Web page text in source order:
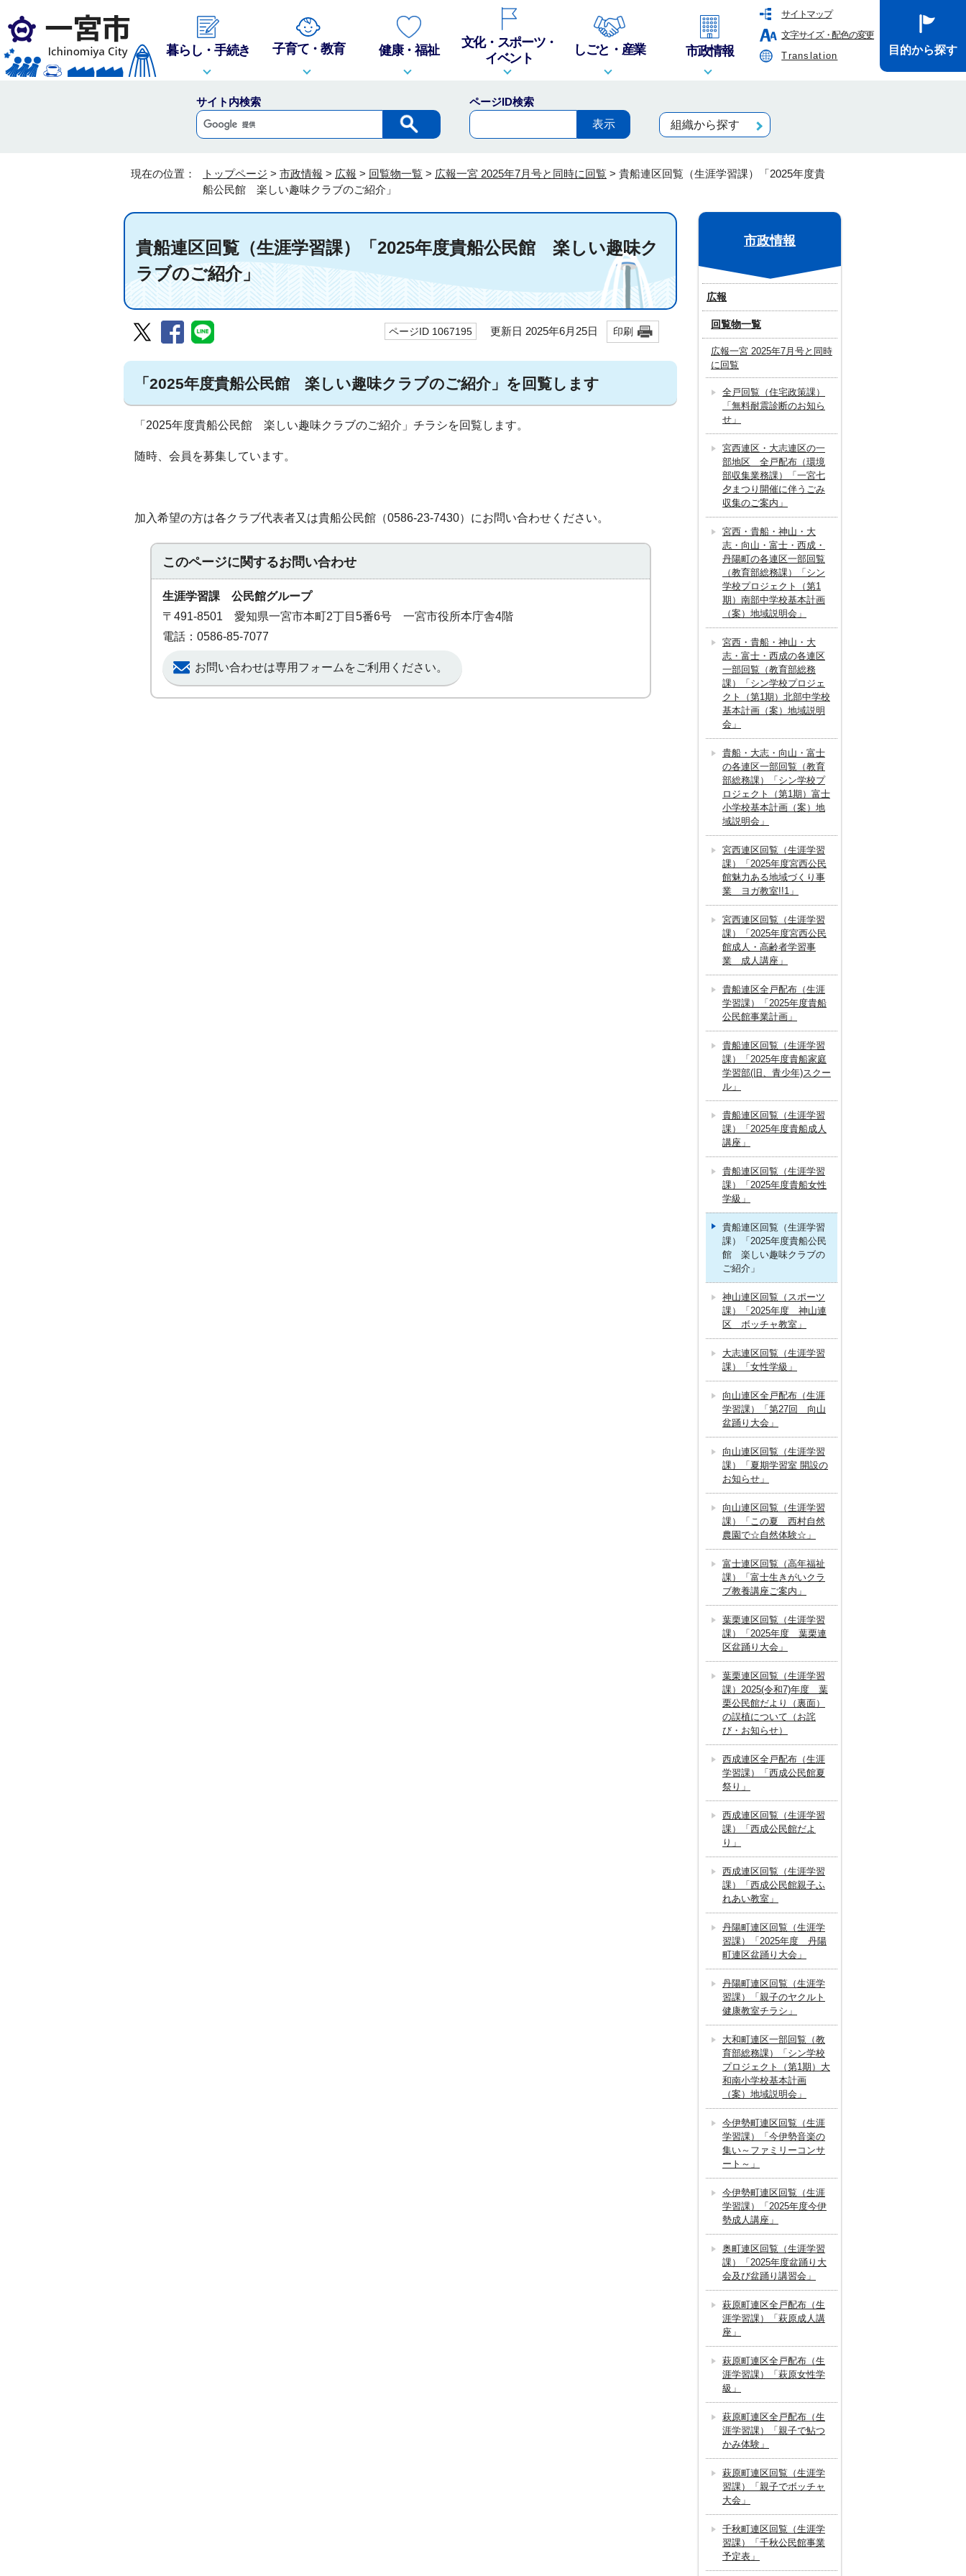
サイトマップ
文字サイズ・配色の変更
Translation
暮らし・手続き 子育て・教育 健康・福祉
文化・スポーツ・
イベント
しごと・産業 市政情報 目的から探す
サイト内検索
ページID検索
組織から探す
現在の位置： トップページ > 市政情報 > 広報 > 回覧物一覧 > 広報一宮 2025年7月号と同時に回覧 > 貴船連区回覧（生涯学習課）「2025年度貴
船公民館 楽しい趣味クラブのご紹介」
貴船連区回覧（生涯学習課）「2025年度貴船公民館 楽しい趣味ク
ラブのご紹介」
ページID 1067195 更新日 2025年6月25日 印刷
「2025年度貴船公民館 楽しい趣味クラブのご紹介」を回覧します
「2025年度貴船公民館 楽しい趣味クラブのご紹介」チラシを回覧します。
随時、会員を募集しています。
加入希望の方は各クラブ代表者又は貴船公民館（0586-23-7430）にお問い合わせください。
このページに関するお問い合わせ
生涯学習課 公民館グループ
〒491-8501 愛知県一宮市本町2丁目5番6号 一宮市役所本庁舎4階
電話：0586-85-7077
お問い合わせは専用フォームをご利用ください。
市政情報
広報
回覧物一覧
広報一宮 2025年7月号と同時
に回覧
全戸回覧（住宅政策課）
「無料耐震診断のお知ら
せ」
宮西連区・大志連区の一
部地区 全戸配布（環境
部収集業務課）「一宮七
夕まつり開催に伴うごみ
収集のご案内」
宮西・貴船・神山・大
志・向山・富士・西成・
丹陽町の各連区一部回覧
（教育部総務課）「シン
学校プロジェクト（第1
期）南部中学校基本計画
（案）地域説明会」
宮西・貴船・神山・大
志・富士・西成の各連区
一部回覧（教育部総務
課）「シン学校プロジェ
クト（第1期）北部中学校
基本計画（案）地域説明
会」
貴船・大志・向山・富士
の各連区一部回覧（教育
部総務課）「シン学校プ
ロジェクト（第1期）富士
小学校基本計画（案）地
域説明会」
宮西連区回覧（生涯学習
課）「2025年度宮西公民
館魅力ある地域づくり事
業 ヨガ教室!!1」
宮西連区回覧（生涯学習
課）「2025年度宮西公民
館成人・高齢者学習事
業 成人講座」
貴船連区全戸配布（生涯
学習課）「2025年度貴船
公民館事業計画」
貴船連区回覧（生涯学習
課）「2025年度貴船家庭
学習部(旧、青少年)スクー
ル」
貴船連区回覧（生涯学習
課）「2025年度貴船成人
講座」
貴船連区回覧（生涯学習
課）「2025年度貴船女性
学級」
貴船連区回覧（生涯学習
課）「2025年度貴船公民
館 楽しい趣味クラブの
ご紹介」
神山連区回覧（スポーツ
課）「2025年度 神山連
区 ボッチャ教室」
大志連区回覧（生涯学習
課）「女性学級」
向山連区全戸配布（生涯
学習課）「第27回 向山
盆踊り大会」
向山連区回覧（生涯学習
課）「夏期学習室 開設の
お知らせ」
向山連区回覧（生涯学習
課）「この夏 西村自然
農園で☆自然体験☆」
富士連区回覧（高年福祉
課）「富士生きがいクラ
ブ教養講座ご案内」
葉栗連区回覧（生涯学習
課）「2025年度 葉栗連
区盆踊り大会」
葉栗連区回覧（生涯学習
課）2025(令和7)年度 葉
栗公民館だより（裏面）
の誤植について（お詫
び・お知らせ）
西成連区全戸配布（生涯
学習課）「西成公民館夏
祭り」
西成連区回覧（生涯学習
課）「西成公民館だよ
り」
西成連区回覧（生涯学習
課）「西成公民館親子ふ
れあい教室」
丹陽町連区回覧（生涯学
習課）「2025年度 丹陽
町連区盆踊り大会」
丹陽町連区回覧（生涯学
習課）「親子のヤクルト
健康教室チラシ」
大和町連区一部回覧（教
育部総務課）「シン学校
プロジェクト（第1期）大
和南小学校基本計画
（案）地域説明会」
今伊勢町連区回覧（生涯
学習課）「今伊勢音楽の
集い～ファミリーコンサ
ート～」
今伊勢町連区回覧（生涯
学習課）「2025年度今伊
勢成人講座」
奥町連区回覧（生涯学習
課）「2025年度盆踊り大
会及び盆踊り講習会」
萩原町連区全戸配布（生
涯学習課）「萩原成人講
座」
萩原町連区全戸配布（生
涯学習課）「萩原女性学
級」
萩原町連区全戸配布（生
涯学習課）「親子で鮎つ
かみ体験」
萩原町連区回覧（生涯学
習課）「親子でボッチャ
大会」
千秋町連区回覧（生涯学
習課）「千秋公民館事業
予定表」